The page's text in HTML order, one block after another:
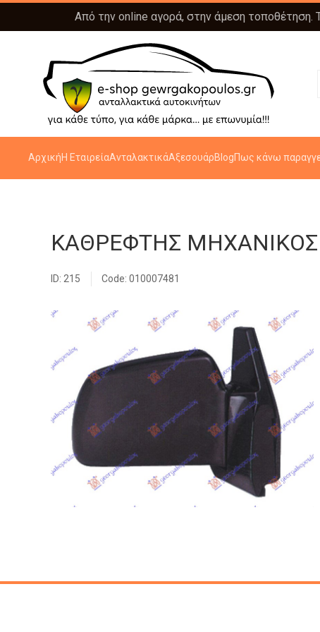
Από την online αγορά, στην άμεση τοποθέτηση.
ΑρχικήΗ ΕταιρείαΑνταλακτικάΑξεσουάρBlogΠως κάνω
ΚΑΘΡΕΦΤΗΣ ΜΗΧΑΝΙΚΟΣ
ID: 215 Code: 010007481